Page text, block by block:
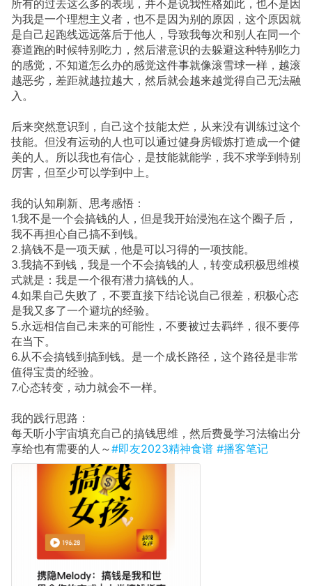
所有的过去这么多的表现，并不是说我性格如此，也不是因
为我是一个理想主义者，也不是因为别的原因，这个原因就
是自己起跑线远远落后于他人，导致我每次和别人在同一个
赛道跑的时候特别吃力，然后潜意识的去躲避这种特别吃力
的感觉，不知道怎么办的感觉这件事就像滚雪球一样，越滚
越恶劣，差距就越拉越大，然后就会越来越觉得自己无法融
入。
后来突然意识到，自己这个技能太烂，从来没有训练过这个
技能。但没有运动的人也可以通过健身房锻炼打造成一个健
美的人。所以我也有信心，是技能就能学，我不求学到特别
厉害，但至少可以学到中上。
我的认知刷新、思考感悟：
1.我不是一个会搞钱的人，但是我开始浸泡在这个圈子后，
我不再担心自己搞不到钱。
2.搞钱不是一项天赋，他是可以习得的一项技能。
3.我搞不到钱，我是一个不会搞钱的人，转变成积极思维模
式就是：我是一个很有潜力搞钱的人。
4.如果自己失败了，不要直接下结论说自己很差，积极心态
是我又多了一个避坑的经验。
5.永远相信自己未来的可能性，不要被过去羁绊，很不要停
在当下。
6.从不会搞钱到搞到钱。是一个成长路径，这个路径是非常
值得宝贵的经验。
7.心态转变，动力就会不一样。
我的践行思路：
每天听小宇宙填充自己的搞钱思维，然后费曼学习法输出分
享给也有需要的人～#即友2023精神食谱 #播客笔记